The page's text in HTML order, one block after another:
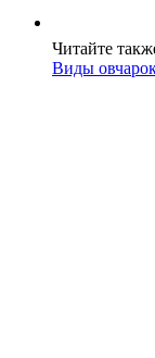
Читайте
Виды